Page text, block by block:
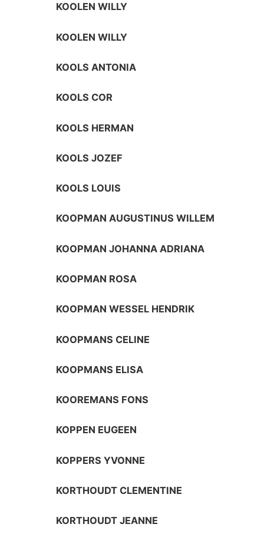
KOOLEN WILLY
KOOLEN WILLY
KOOLS ANTONIA
KOOLS COR
KOOLS HERMAN
KOOLS JOZEF
KOOLS LOUIS
KOOPMAN AUGUSTINUS WILLEM
KOOPMAN JOHANNA ADRIANA
KOOPMAN ROSA
KOOPMAN WESSEL HENDRIK
KOOPMANS CELINE
KOOPMANS ELISA
KOOREMANS FONS
KOPPEN EUGEEN
KOPPERS YVONNE
KORTHOUDT CLEMENTINE
KORTHOUDT JEANNE